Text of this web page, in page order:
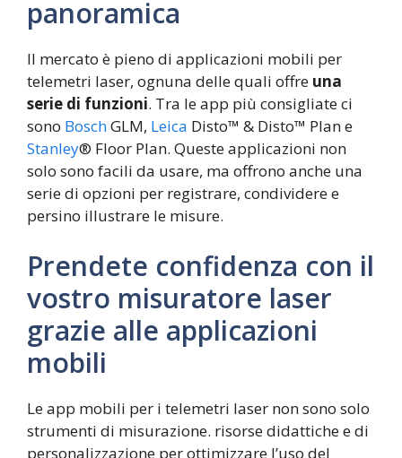
panoramica
Il mercato è pieno di applicazioni mobili per
telemetri laser, ognuna delle quali offre una
serie di funzioni. Tra le app più consigliate ci
sono BoschGLM, Leica Disto™ & Disto™ Plan e
Stanley® Floor Plan. Queste applicazioni non
solo sono facili da usare, ma offrono anche una
serie di opzioni per registrare, condividere e
persino illustrare le misure.
Prendete confidenza con il
vostro misuratore laser
grazie alle applicazioni
mobili
Le app mobili per i telemetri laser non sono solo
strumenti di misurazione. risorse didattiche e di
personalizzazione per ottimizzare l’uso del